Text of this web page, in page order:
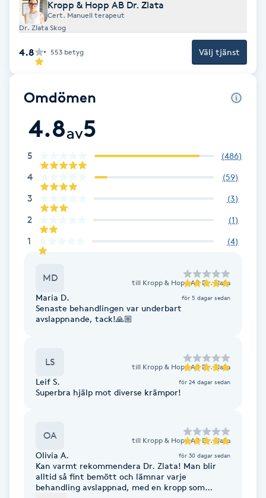
Fotsvamp
Fransar
Fransförlängning
Fransförlängning Megavolym
Fransförlängning Volym
Fransk manikyr
Fransrengöring
Friskvård
Funktionsanalys
Kropp & Hopp AB Dr. Zlata
Cert. Manuell terapeut
Dr. Zlata Skog
4.8 553 betyg Välj tjänst
Omdömen
4.8av5
5 (486)
4 (59)
3 (3)
2 (1)
1 (4)
MD till Kropp & Hopp AB Dr. Zlata
Maria D. för 5 dagar sedan
Senaste behandlingen var underbart
avslappnande, tack!🙏🏼
LS till Kropp & Hopp AB Dr. Zlata
Leif S. för 24 dagar sedan
Superbra hjälp mot diverse krämpor!
OA till Kropp & Hopp AB Dr. Zlata
Olivia A. för 30 dagar sedan
Kan varmt rekommendera Dr. Zlata! Man blir
alltid så fint bemött och lämnar varje
behandling avslappnad, med en kropp som